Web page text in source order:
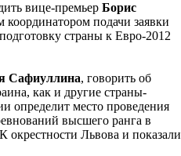
вице-премьер Борис
подачи заявки
страны к Евро-2012
Сафиуллина, говорить об
как и другие страны-
определит место проведения
высшего ранга в
Львова и показали